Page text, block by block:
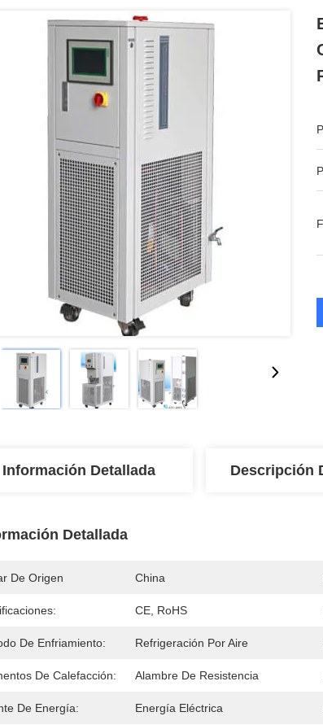
Información Detallada Descripción
Detallada
De Origen China
CE, RoHS
De Enfriamiento: Refrigeración Por Aire
De Calefacción: Alambre De Resistencia
De Energía: Energía Eléctrica